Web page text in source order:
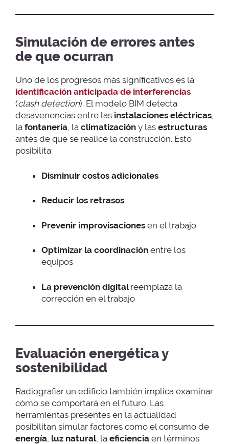
Simulación de errores antes
de que ocurran
Uno de los progresos más significativos es la
identificación anticipada de interferencias
(clash detection). El modelo BIM detecta
desavenencias entre las instalaciones eléctricas,
la fontanería, la climatización y las estructuras
antes de que se realice la construcción. Esto
posibilita:
Disminuir costos adicionales
Reducir los retrasos
Prevenir improvisaciones en el trabajo
Optimizar la coordinación entre los
equipos
La prevención digitalreemplaza la
corrección en el trabajo
Evaluación energética y
sostenibilidad
Radiografiar un edificio también implica examinar
cómo se comportará en el futuro. Las
herramientas presentes en la actualidad
posibilitan simular factores como el consumo de
energía luz natural, la eficiencia en términos